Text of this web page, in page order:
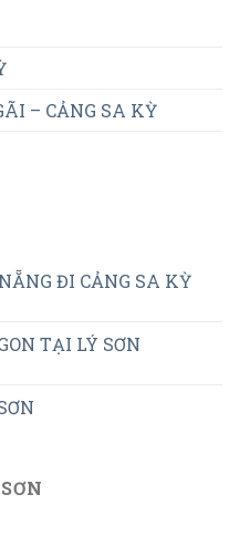
– CẢNG SA KỲ
ĐI CẢNG SA KỲ
TẠI LÝ SƠN